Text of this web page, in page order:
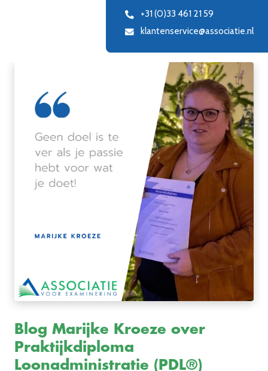
+31 (0)33 461 21 59
klantenservice@associatie.nl
Blog Marijke Kroeze over
Praktijkdiploma
Loonadministratie (PDL®)